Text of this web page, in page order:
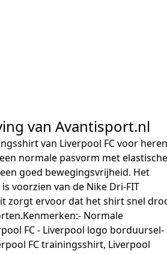
van Avantisport.nl
van Liverpool FC voor
normale pasvorm met elastische
goed bewegingsvrijheid. Het
voorzien van de Nike Dri-FIT
zorgt ervoor dat het shirt snel
Normale
FC - Liverpool logo borduursel-
FC trainingsshirt, Liverpool